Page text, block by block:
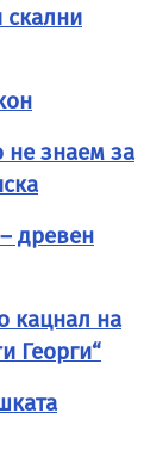
скални
не знаем за
древен
кацнал на
Георги“